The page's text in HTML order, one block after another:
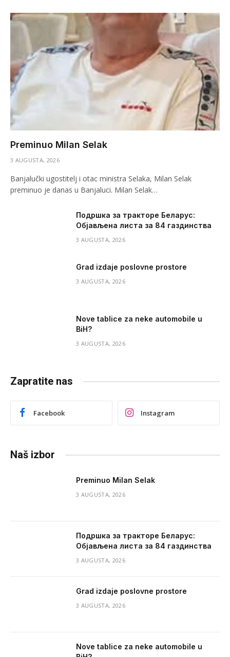
Preminuo Milan Selak
3 AUGUSTA, 2026
Banjalučki ugostitelj i otac ministra Selaka, Milan Selak
preminuo je danas u Banjaluci. Milan Selak…
Подршка за тракторе Беларус:
Објављена листа за 84 газдинства
3 AUGUSTA, 2026
Grad izdaje poslovne prostore
3 AUGUSTA, 2026
Nove tablice za neke automobile u
BiH?
3 AUGUSTA, 2026
Zapratite nas
Facebook Instagram
Naš izbor
Preminuo Milan Selak
3 AUGUSTA, 2026
Подршка за тракторе Беларус:
Објављена листа за 84 газдинства
3 AUGUSTA, 2026
Grad izdaje poslovne prostore
3 AUGUSTA, 2026
Nove tablice za neke automobile u